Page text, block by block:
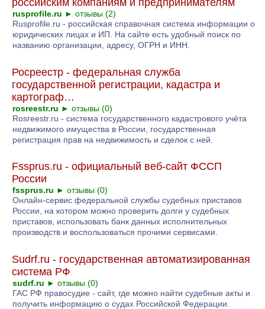
rusprofile.ru ► отзывы (2)
Rusprofile.ru - российская справочная система информации о
юридических лицах и ИП. На сайте есть удобный поиск по
названию организации, адресу, ОГРН и ИНН.
Росреестр - федеральная служба
государственной регистрации, кадастра и
картограф…
rosreestr.ru ► отзывы (0)
Rosreestr.ru - система государственного кадастрового учёта
недвижимого имущества в России, государственная
регистрация прав на недвижимость и сделок с ней.
Fssprus.ru - официальный веб-сайт ФССП
России
fssprus.ru ► отзывы (0)
Онлайн-сервис федеральной службы судебных приставов
России, на котором можно проверить долги у судебных
приставов, использовать банк данных исполнительных
производств и воспользоваться прочими сервисами.
Sudrf.ru - государственная автоматизированная
система РФ
sudrf.ru ► отзывы (0)
ГАС РФ правосудие - сайт, где можно найти судебные акты и
получить информацию о судах Российской Федерации.